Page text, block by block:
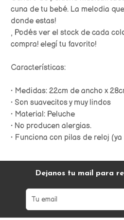
cuna de tu bebé. La melodia
donde estas!
, Podés ver el stock de cada
compra! elegí tu favorito!
Características:
• Medidas: 22cm de ancho x
• Son suavecitos y muy lindos
• Material: Peluche
• No producen alergias.
• Funciona con pilas de reloj
Dejanos tu mail para